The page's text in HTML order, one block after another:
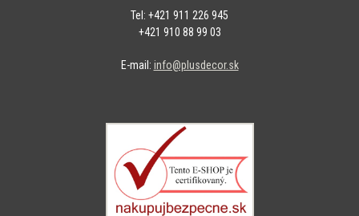
Tel: +421 911 226 945
+421 910 88 99 03
E-mail: info@plusdecor.sk